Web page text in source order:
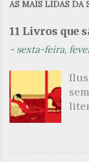
AS MAIS LIDAS DA
11 Livros que
- sexta-feira,